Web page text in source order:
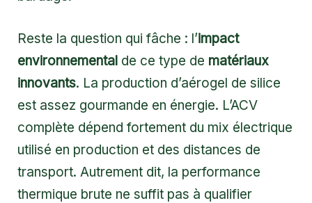
Reste la question qui fâche : l’impact
environnemental de ce type de matériaux
innovants. La production d’aérogel de silice
est assez gourmande en énergie. L’ACV
complète dépend fortement du mix électrique
utilisé en production et des distances de
transport. Autrement dit, la performance
thermique brute ne suffit pas à qualifier